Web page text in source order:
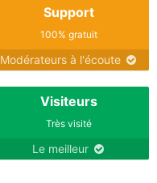
Support
100% gratuit
Modérateurs à l'écoute
Visiteurs
Très visité
Le meilleur